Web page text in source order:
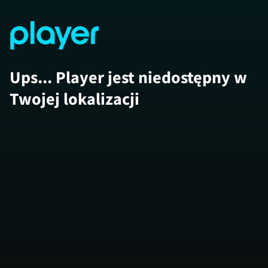
Ups... Player jest niedostępny w
Twojej lokalizacji